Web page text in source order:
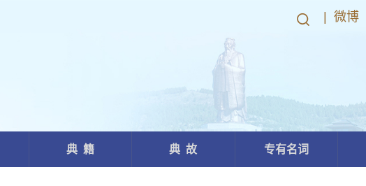
微博
典 籍 典 故 专有名词